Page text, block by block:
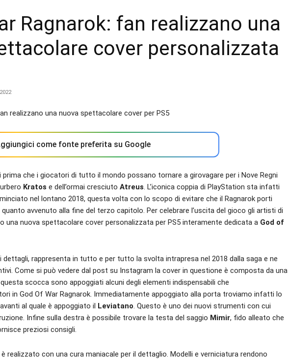
Ragnarok: fan realizzano una
cover personalizzata
come fonte preferita su Google
prima che i giocatori di tutto il mondo possano tornare a girovagare per i Nove Regni
Kratos e dell’ormai cresciuto Atreus. L’iconica coppia di PlayStation sta infatti
nel lontano 2018, questa volta con lo scopo di evitare che il Ragnarok porti
avvenuto alla fine del terzo capitolo. Per celebrare l’uscita del gioco gli artisti di
una nuova spettacolare cover personalizzata per PS5 interamente dedicata a God of
dettagli, rappresenta in tutto e per tutto la svolta intrapresa nel 2018 dalla saga e ne
Come si può vedere dal post su Instagram la cover in questione è composta da una
scocca sono appoggiati alcuni degli elementi indispensabili che
in God Of War Ragnarok. Immediatamente appoggiato alla porta troviamo infatti lo
al quale è appoggiato il Leviatano. Questo è uno dei nuovi strumenti con cui
Infine sulla destra è possibile trovare la testa del saggio Mimir, fido alleato che
preziosi consigli.
realizzato con una cura maniacale per il dettaglio. Modelli e verniciatura rendono